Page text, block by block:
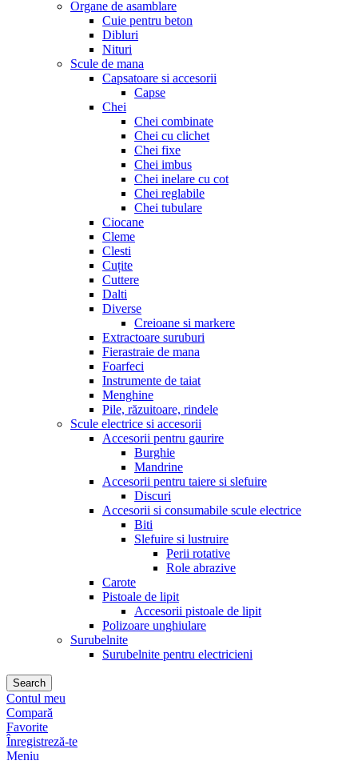
Organe de asamblare
Cuie pentru beton
Dibluri
Nituri
Scule de mana
Capsatoare si accesorii
Capse
Chei
Chei combinate
Chei cu clichet
Chei fixe
Chei imbus
Chei inelare cu cot
Chei reglabile
Chei tubulare
Ciocane
Cleme
Clesti
Cuțite
Cuttere
Dalti
Diverse
Creioane si markere
Extractoare suruburi
Fierastraie de mana
Foarfeci
Instrumente de taiat
Menghine
Pile, răzuitoare, rindele
Scule electrice si accesorii
Accesorii pentru gaurire
Burghie
Mandrine
Accesorii pentru taiere si slefuire
Discuri
Accesorii si consumabile scule electrice
Biti
Slefuire si lustruire
Perii rotative
Role abrazive
Carote
Pistoale de lipit
Accesorii pistoale de lipit
Polizoare unghiulare
Surubelnite
Surubelnite pentru electricieni
Search
Contul meu
Compară
Favorite
Înregistreză-te
Meniu